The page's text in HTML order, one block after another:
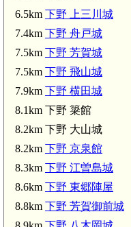
下野 中城(3.4km)
6.5km 下野 上三川城
7.4km 下野 舟戸城
7.5km 下野 芳賀城
7.5km 下野 飛山城
7.9km 下野 横田城
8.1km 下野 簗館
8.2km 下野 大山城
8.2km 下野 京泉館
8.3km 下野 江曽島城
8.6km 下野 東郷陣屋
8.8km 下野 芳賀御前城